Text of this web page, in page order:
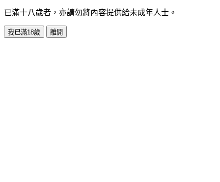
已滿十八歲者，亦請勿將內容提供給未成年人士。
我已滿18歲 離開